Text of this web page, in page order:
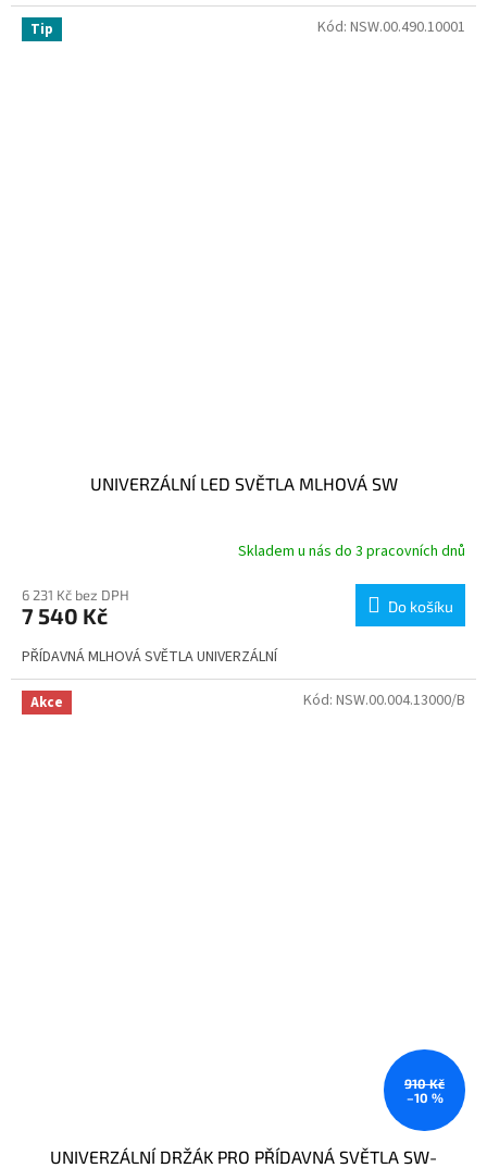
Tip
UNIVERZÁLNÍ LED SVĚTLA MLHOVÁ SW
Skladem u nás do 3 pracovních dnů
6 231 Kč bez DPH
7 540 Kč Do košíku
PŘÍDAVNÁ MLHOVÁ SVĚTLA UNIVERZÁLNÍ
Kód: NSW.00.490.10001
Akce
910 Kč
–10 %
UNIVERZÁLNÍ DRŽÁK PRO PŘÍDAVNÁ SVĚTLA SW-
Kód: NSW.00.004.13000/B